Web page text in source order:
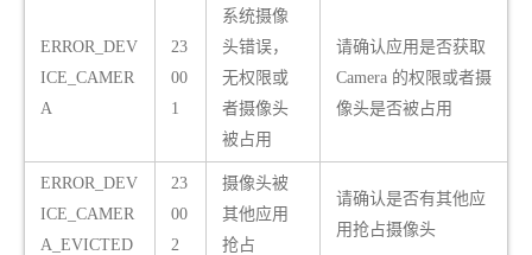
ERROR_DEV
ICE_CAMER
A
23
00
1
系统摄像
头错误，
无权限或
者摄像头
被占用
请确认应用是否获取
Camera 的权限或者摄
像头是否被占用
ERROR_DEV
ICE_CAMER
A_EVICTED
23
00
2
摄像头被
其他应用
抢占
请确认是否有其他应
用抢占摄像头